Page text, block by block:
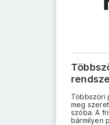
Többszöri
meg
szóba. A
bármilyen